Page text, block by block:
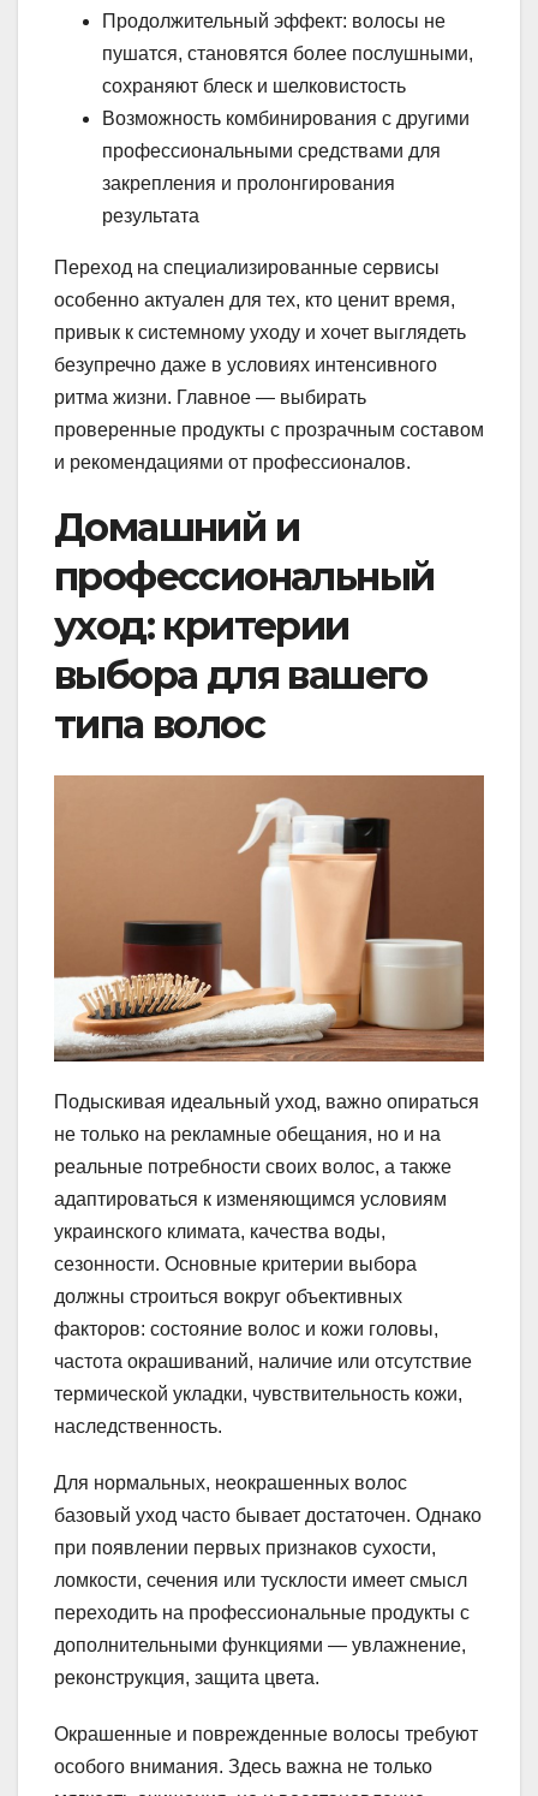
Продолжительный эффект: волосы не
пушатся, становятся более послушными,
сохраняют блеск и шелковистость
Возможность комбинирования с другими
профессиональными средствами для
закрепления и пролонгирования
результата
Переход на специализированные сервисы
особенно актуален для тех, кто ценит время,
привык к системному уходу и хочет выглядеть
безупречно даже в условиях интенсивного
ритма жизни. Главное — выбирать
проверенные продукты с прозрачным составом
и рекомендациями от профессионалов.
Домашний и
профессиональный
уход: критерии
выбора для вашего
типа волос
Подыскивая идеальный уход, важно опираться
не только на рекламные обещания, но и на
реальные потребности своих волос, а также
адаптироваться к изменяющимся условиям
украинского климата, качества воды,
сезонности. Основные критерии выбора
должны строиться вокруг объективных
факторов: состояние волос и кожи головы,
частота окрашиваний, наличие или отсутствие
термической укладки, чувствительность кожи,
наследственность.
Для нормальных, неокрашенных волос
базовый уход часто бывает достаточен. Однако
при появлении первых признаков сухости,
ломкости, сечения или тусклости имеет смысл
переходить на профессиональные продукты с
дополнительными функциями — увлажнение,
реконструкция, защита цвета.
Окрашенные и поврежденные волосы требуют
особого внимания. Здесь важна не только